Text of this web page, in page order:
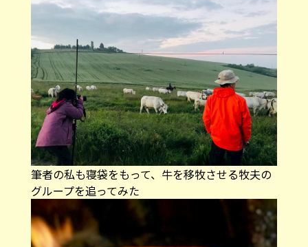
筆者の私も寝袋をもって、牛を移牧させる牧夫の
グループを追ってみた